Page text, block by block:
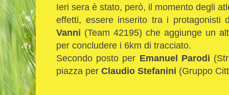
Ieri sera è stato, però, il momento degli
effetti, essere inserito tra i
Vanni (Team 42195) che aggiunge un
per concludere i 6km di tracciato.
Secondo posto per Emanuel Parodi
piazza per Claudio Stefanini (Gruppo